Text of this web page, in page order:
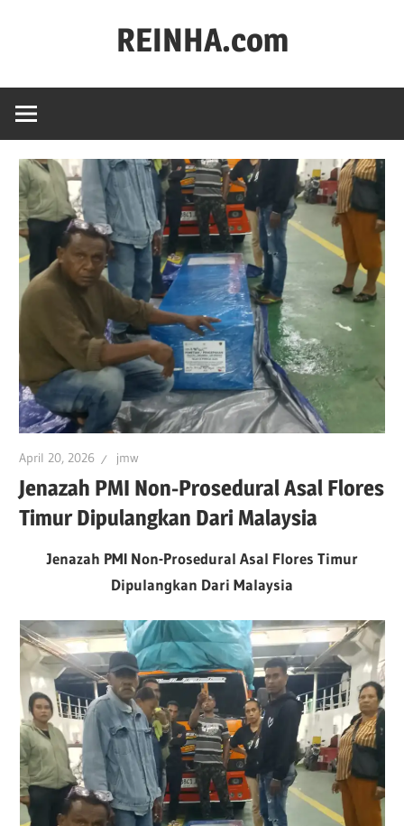
REINHA.com
Berita
April 20, 2026 jmw
Jenazah PMI Non-Prosedural Asal Flores
Timur Dipulangkan Dari Malaysia
Jenazah PMI Non-Prosedural Asal Flores Timur
Dipulangkan Dari Malaysia